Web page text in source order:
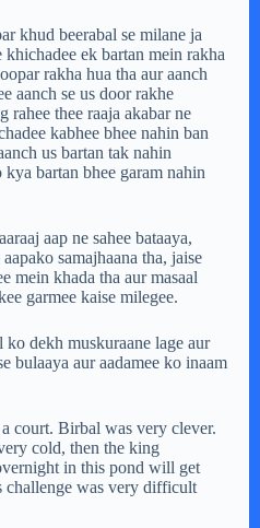
khud beerabal se milane ja
ek bartan mein rakha
rakha hua tha aur aanch
aanch se us door rakhe
rahee thee raaja akabar ne
kabhee bhee nahin ban
us bartan tak nahin
bartan bhee garam nahin
aap ne sahee bataaya,
samajhaana tha, jaise
mein khada tha aur masaal
garmee kaise milegee.
ko dekh muskuraane lage aur
bulaaya aur aadamee ko inaam
court. Birbal was very clever.
cold, then the king
in this pond will get
challenge was very difficult